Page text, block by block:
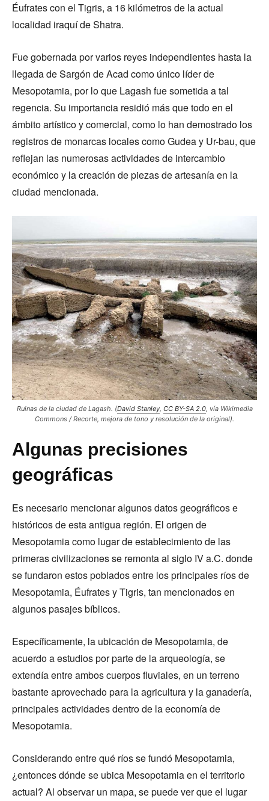
Éufrates con el Tigris, a 16 kilómetros de la actual
localidad iraquí de Shatra.
Fue gobernada por varios reyes independientes hasta la
llegada de Sargón de Acad como único líder de
Mesopotamia, por lo que Lagash fue sometida a tal
regencia. Su importancia residió más que todo en el
ámbito artístico y comercial, como lo han demostrado los
registros de monarcas locales como Gudea y Ur-bau, que
reflejan las numerosas actividades de intercambio
económico y la creación de piezas de artesanía en la
ciudad mencionada.
Ruinas de la ciudad de Lagash. (David Stanley, CC BY-SA 2.0, vía Wikimedia
Commons / Recorte, mejora de tono y resolución de la original).
Algunas precisiones
geográficas
Es necesario mencionar algunos datos geográficos e
históricos de esta antigua región. El origen de
Mesopotamia como lugar de establecimiento de las
primeras civilizaciones se remonta al siglo IV a.C. donde
se fundaron estos poblados entre los principales ríos de
Mesopotamia, Éufrates y Tigris, tan mencionados en
algunos pasajes bíblicos.
Específicamente, la ubicación de Mesopotamia, de
acuerdo a estudios por parte de la arqueología, se
extendía entre ambos cuerpos fluviales, en un terreno
bastante aprovechado para la agricultura y la ganadería,
principales actividades dentro de la economía de
Mesopotamia.
Considerando entre qué ríos se fundó Mesopotamia,
¿entonces dónde se ubica Mesopotamia en el territorio
actual? Al observar un mapa, se puede ver que el lugar